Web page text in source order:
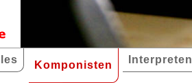
Komponisten Interpreten